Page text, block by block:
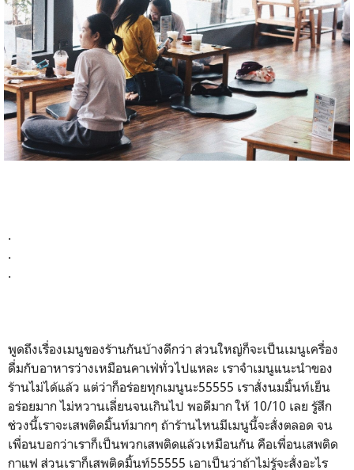
.
.
.
พูดถึงเรื่องเมนูของร้านกันบ้างดีกว่า ส่วนใหญ่ก็จะเป็นเมนูเครื่อง
ดื่มกับอาหารว่างเหมือนคาเฟ่ทั่วไปแหละ เราจำเมนูแนะนำของ
ร้านไม่ได้แล้ว แต่ว่าก็อร่อยทุกเมนูนะ55555 เราสั่งนมมิ้นท์เย็น
อร่อยมาก ไม่หวานเลี่ยนจนเกินไป พอดีมาก ให้ 10/10 เลย รู้สึก
ช่วงนี้เราจะเสพติดมิ้นท์มากๆ ถ้าร้านไหนมีเมนูนี้จะสั่งตลอด จน
เพื่อนบอกว่าเราก็เป็นพวกเสพติดแล้วเหมือนกัน คือเพื่อนเสพติด
กาแฟ ส่วนเราก็เสพติดมิ้นท์55555 เอาเป็นว่าถ้าไม่รู้จะสั่งอะไร